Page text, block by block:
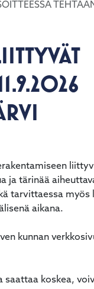
ja tärinää
tarvittaessa myös
aikana.
kunnan
saattaa koskea,